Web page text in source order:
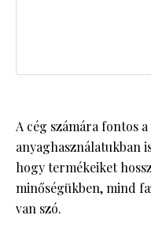
A cég számára fontos
anyaghasználatukban
hogy termékeiket
minőségükben, mind
van szó.